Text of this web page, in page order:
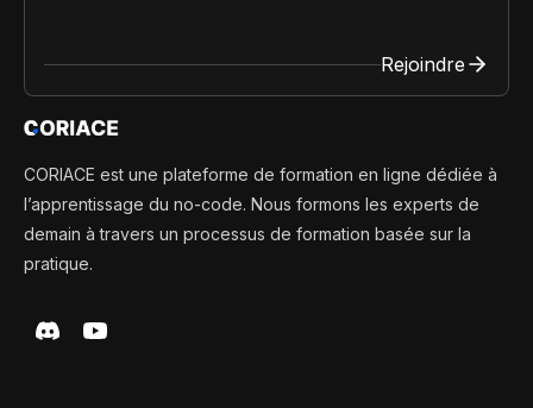
Rejoindre
CORIACE est une plateforme de formation en ligne dédiée à
l’apprentissage du no-code. Nous formons les experts de
demain à travers un processus de formation basée sur la
pratique.